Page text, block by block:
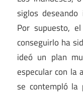
siglos
Por supuesto,
conseguirlo ha
ideó un plan
especular con la
se contempló la